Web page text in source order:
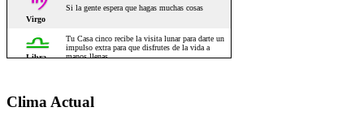
Clima Actual